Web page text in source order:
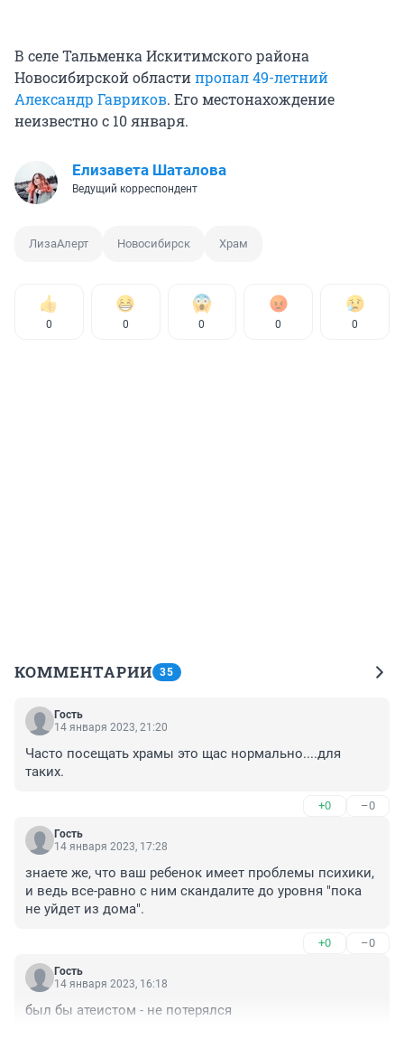
В селе Тальменка Искитимского района
Новосибирской областипропал 49-летний
Александр Гавриков. Его местонахождение
неизвестно с 10 января.
Елизавета Шаталова
Ведущий корреспондент
ЛизаАлерт Новосибирск Храм
0 0 0 0 0
КОММЕНТАРИИ 35
Гость
14 января 2023, 21:20
Часто посещать храмы это щас нормально....для
таких.
+0 –0
Гость
14 января 2023, 17:28
знаете же, что ваш ребенок имеет проблемы психики,
и ведь все-равно с ним скандалите до уровня "пока
не уйдет из дома".
+0 –0
Гость
14 января 2023, 16:18
был бы атеистом - не потерялся